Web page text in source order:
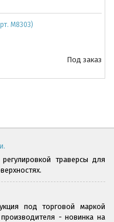
M8303)
Под заказ
траверсы для
под торговой маркой
- новинка на